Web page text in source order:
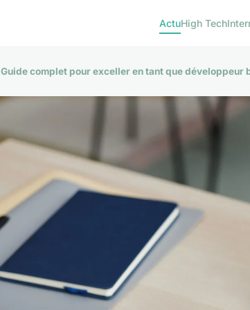
ActuHigh Tech
Guide complet pour exceller en tant que développeur